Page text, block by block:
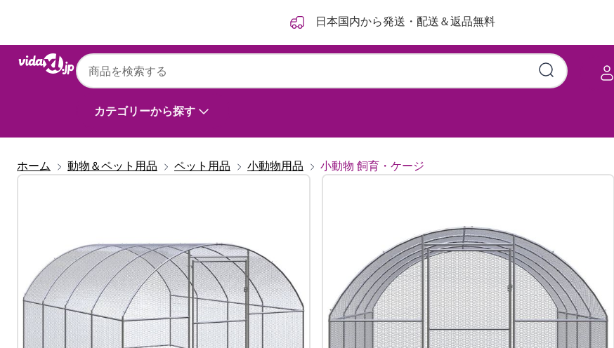
日本国内から発送・配送＆返品無料
カテゴリーから探す
ホーム 動物＆ペット用品 ペット用品 小動物用品 小動物 飼育・ケージ